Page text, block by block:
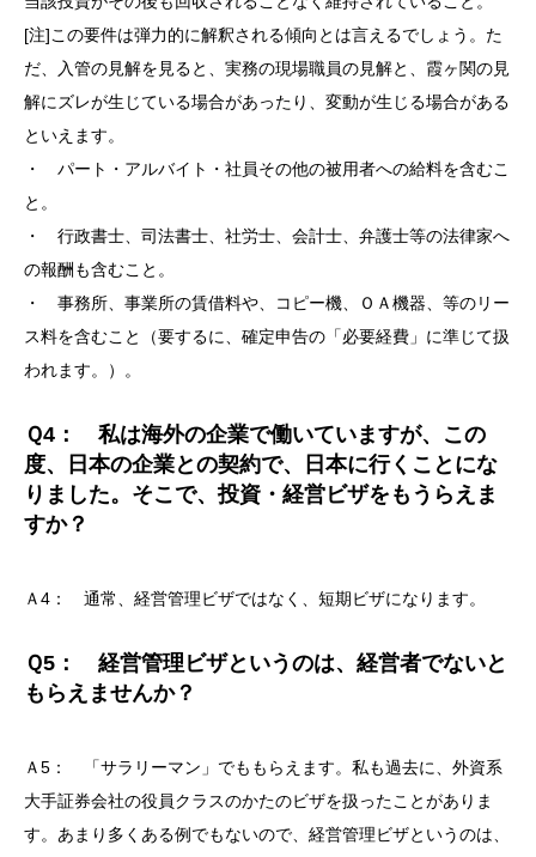
[注]この要件は弾力的に解釈される傾向とは言えるでしょう。た
だ、入管の見解を見ると、実務の現場職員の見解と、霞ヶ関の見
解にズレが生じている場合があったり、変動が生じる場合がある
といえます。
・ パート・アルバイト・社員その他の被用者への給料を含むこ
と。
・ 行政書士、司法書士、社労士、会計士、弁護士等の法律家へ
の報酬も含むこと。
・ 事務所、事業所の賃借料や、コピー機、ＯＡ機器、等のリー
ス料を含むこと（要するに、確定申告の「必要経費」に準じて扱
われます。）。
Ｑ4： 私は海外の企業で働いていますが、この
度、日本の企業との契約で、日本に行くことにな
りました。そこで、投資・経営ビザをもうらえま
すか？
Ａ4： 通常、経営管理ビザではなく、短期ビザになります。
Ｑ5： 経営管理ビザというのは、経営者でないと
もらえませんか？
Ａ5： 「サラリーマン」でももらえます。私も過去に、外資系
大手証券会社の役員クラスのかたのビザを扱ったことがありま
す。あまり多くある例でもないので、経営管理ビザというのは、